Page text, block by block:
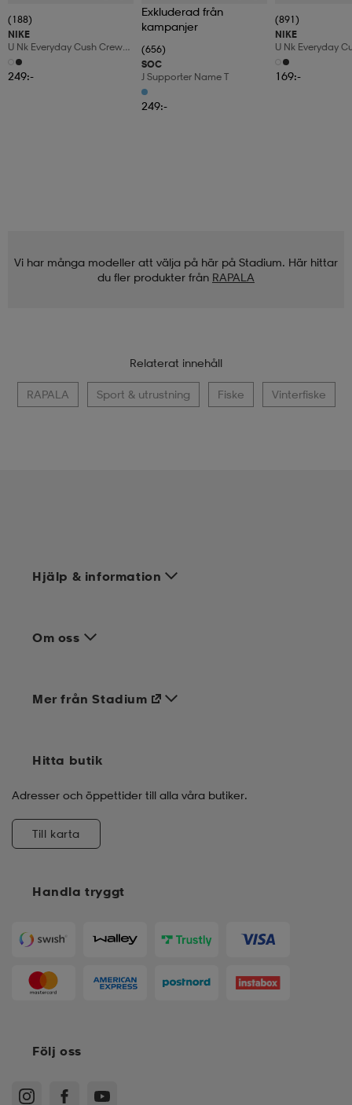
(188)
NIKE
U Nk Everyday Cush Crew
6pr-Bd
249:-
Exkluderad från
kampanjer
(656)
SOC
J Supporter Name T
249:-
(891)
NIKE
U Nk Everyday
3pr
169:-
Vi har många modeller att välja på här på Stadium. Här hittar
du fler produkter från RAPALA
Relaterat innehåll
RAPALA Sport & utrustning Fiske Vinterfiske
Hjälp & information
Om oss
Handla tryggt
Mer från Stadium
Hitta butik
Adresser och öppettider till alla våra butiker.
Till karta
Följ oss